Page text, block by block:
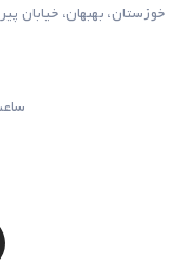
خوزستان، بهبهان، خیابان
ساعت